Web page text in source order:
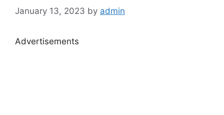
January 13, 2023 by admin
Advertisements